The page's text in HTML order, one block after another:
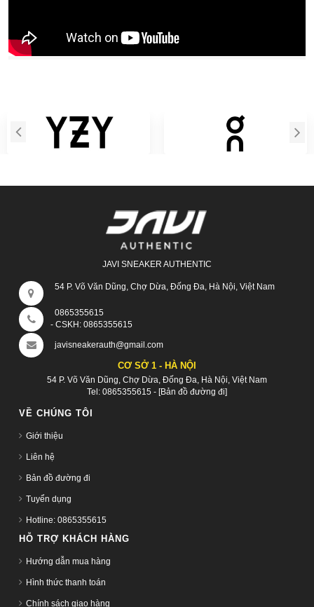
JAVI SNEAKER AUTHENTIC
54 P. Võ Văn Dũng, Chợ Dừa, Đống Đa, Hà Nội, Việt Nam
0865355615
- CSKH: 0865355615
javisneakerauth@gmail.com
CƠ SỞ 1 - HÀ NỘI
54 P. Võ Văn Dũng, Chợ Dừa, Đống Đa, Hà Nội, Việt Nam
Tel: 0865355615 - [Bản đồ đường đi]
VỀ CHÚNG TÔI
Giới thiệu
Liên hệ
Bản đồ đường đi
Tuyển dụng
Hotline: 0865355615
HỖ TRỢ KHÁCH HÀNG
Hướng dẫn mua hàng
Hình thức thanh toán
Chính sách giao hàng